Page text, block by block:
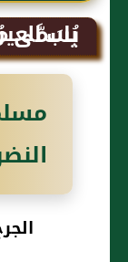
يُسَمَّى
باب